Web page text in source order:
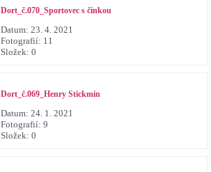
Dort_č.070_Sportovec s činkou
Datum: 23. 4. 2021
Fotografií: 11
Složek: 0
Dort_č.069_Henry Stickmin
Datum: 24. 1. 2021
Fotografií: 9
Složek: 0